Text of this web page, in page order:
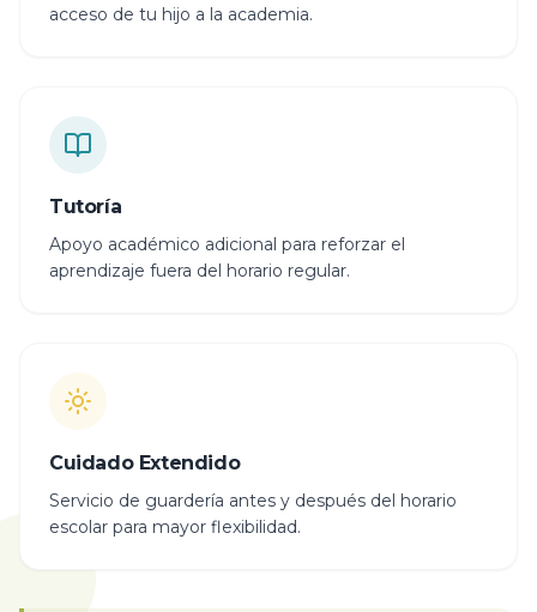
acceso de tu hijo a la academia.
Tutoría
Apoyo académico adicional para reforzar el
aprendizaje fuera del horario regular.
Cuidado Extendido
Servicio de guardería antes y después del horario
escolar para mayor flexibilidad.